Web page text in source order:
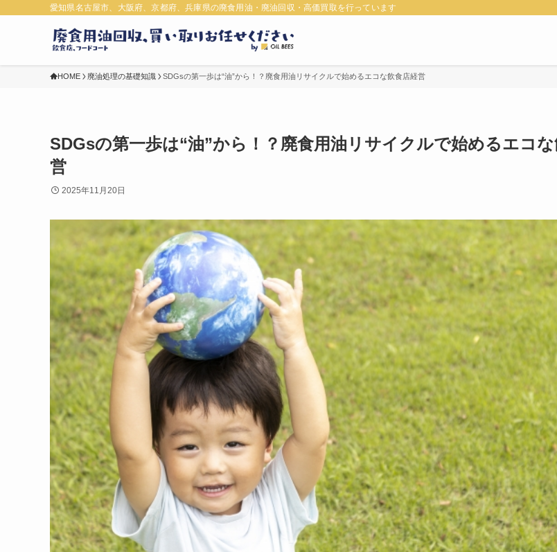
愛知県名古屋市、大阪府、京都府、兵庫県の廃食用油・廃油回収・高価買取を行っています
HOME 廃油処理の基礎知識 SDGsの第一歩は“油”から！？廃食用油リサイクルで始めるエコな飲食店経営
SDGsの第一歩は“油”から！？廃食用油リサイクルで始めるエコ
営
2025年11月20日